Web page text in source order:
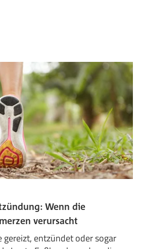
Wenn die
verursacht
gereizt, entzündet oder sogar